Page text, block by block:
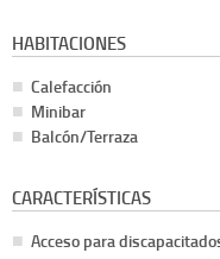
HABITACIONES
Calefacción
Minibar
Balcón/Terraza
CARACTERÍSTICAS
Acceso para